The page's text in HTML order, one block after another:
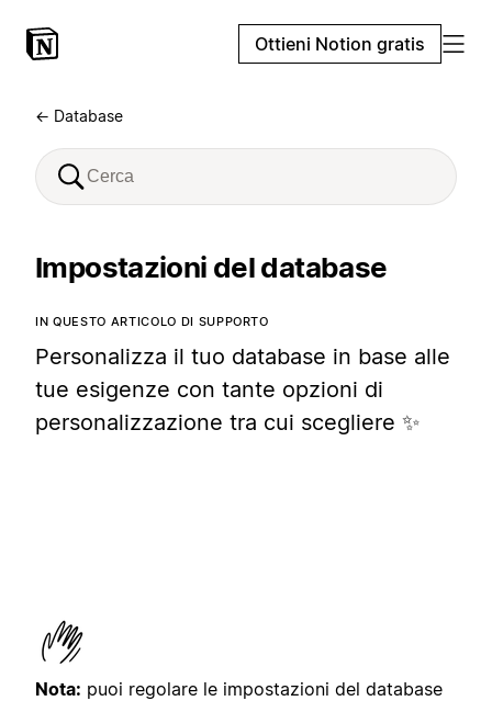
Ottieni Notion gratis
← Database
Impostazioni del database
IN QUESTO ARTICOLO DI SUPPORTO
Personalizza il tuo database in base alle
tue esigenze con tante opzioni di
personalizzazione tra cui scegliere ✨
Nota: puoi regolare le impostazioni del database